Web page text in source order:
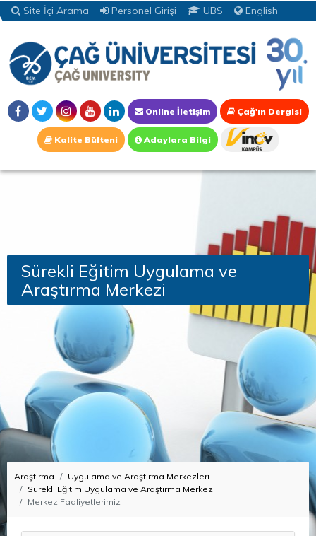
Site İçi Arama Personel Girişi UBS English
Online İletişim Çağ'ın Dergisi
Kalite Bülteni Adaylara Bilgi
Sürekli Eğitim Uygulama ve
Araştırma Merkezi
Araştırma
Uygulama ve Araştırma Merkezleri
Sürekli Eğitim Uygulama ve Araştırma Merkezi
Merkez Faaliyetlerimiz